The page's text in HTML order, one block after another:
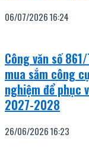
06/07/202616:24
Công văn số
mua sắm công
nghiệm để phục
2027-2028
26/06/202616:23